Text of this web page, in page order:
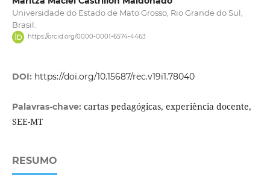
Universidade do Estado de Mato Grosso, Rio Grande do Sul,
Brasil.
https://orcid.org/0000-0001-6574-4463
DOI: https://doi.org/10.15687/rec.v19i1.78040
Palavras-chave: cartas pedagógicas, experiência docente,
SEE-MT
RESUMO